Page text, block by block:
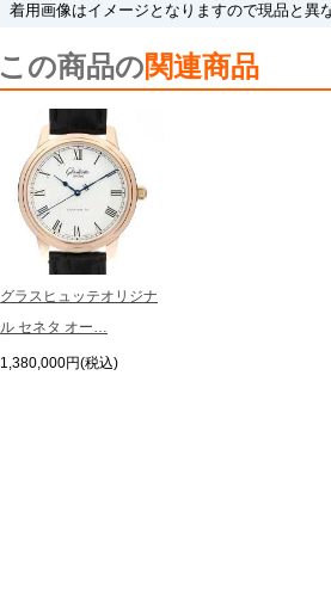
着用画像はイメージとなりますので現品と異
この商品の関連商品
グラスヒュッテオリジナ
ル セネタ オー…
1,380,000円(税込)